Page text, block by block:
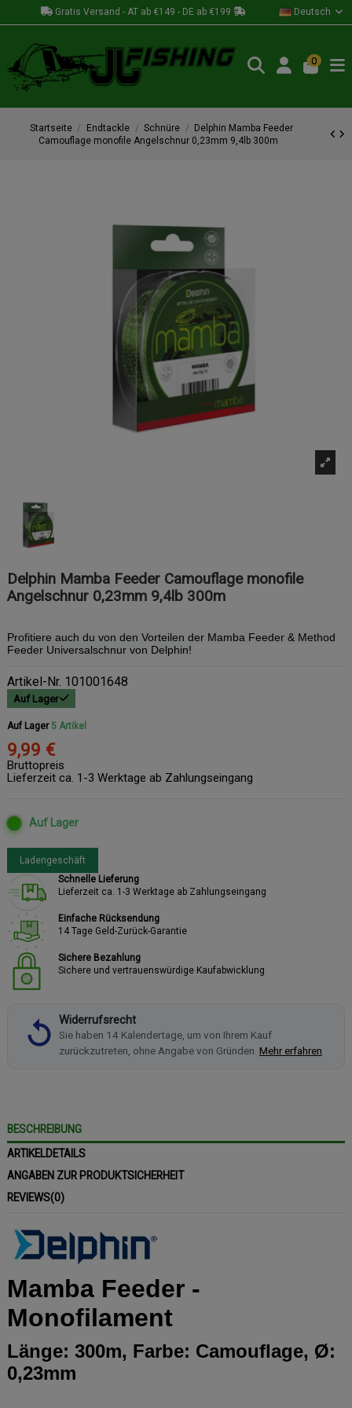
Gratis Versand - AT ab €149 - DE ab €199 Deutsch
0
Startseite Endtackle Schnüre
Delphin Mamba Feeder
Camouflage monofile Angelschnur 0,23mm 9,4lb 300m
Delphin Mamba Feeder Camouflage monofile
Angelschnur 0,23mm 9,4lb 300m
Profitiere auch du von den Vorteilen der Mamba Feeder & Method
Feeder Universalschnur von Delphin!
Artikel-Nr. 101001648
Auf Lager
Auf Lager 5 Artikel
9,99 €
Bruttopreis
Lieferzeit ca. 1-3 Werktage ab Zahlungseingang
Auf Lager
Ladengeschäft
Schnelle Lieferung
Lieferzeit ca. 1-3 Werktage ab Zahlungseingang
Einfache Rücksendung
14 Tage Geld-Zurück-Garantie
Sichere Bezahlung
Sichere und vertrauenswürdige Kaufabwicklung
Widerrufsrecht
Sie haben 14 Kalendertage, um von Ihrem Kauf
zurückzutreten, ohne Angabe von Gründen. Mehr erfahren
BESCHREIBUNG
ARTIKELDETAILS
ANGABEN ZUR PRODUKTSICHERHEIT
REVIEWS(0)
Mamba Feeder -
Monofilament
Länge: 300m, Farbe: Camouflage, Ø:
0,23mm